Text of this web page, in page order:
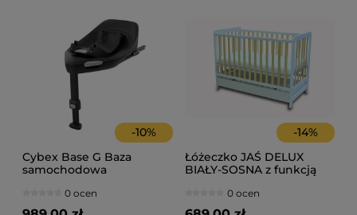
-10%
Cybex Base G Baza
samochodowa
0 ocen
-14%
Łóżeczko JAŚ DELUX
BIAŁY-SOSNA z funkcją
kolor biały DREWEX 2021
0 ocen